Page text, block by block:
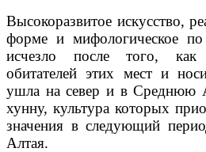
Высокоразвитое искусство,
форме и мифологическое
исчезло после того, как
обитателей этих мест и
ушла на север и в Среднюю
хунну, культура которых
значения в следующий
Алтая.